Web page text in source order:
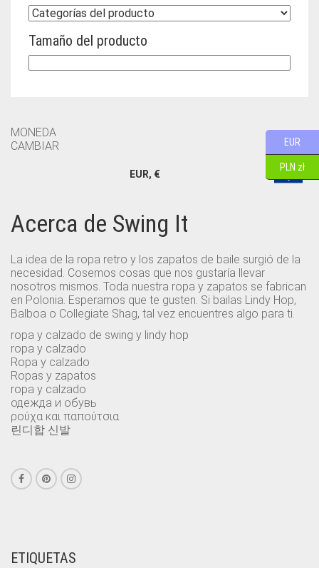
Tamaño del producto
MONEDA
CAMBIAR
EUR, €
Acerca de Swing It
La idea de la ropa retro y los zapatos de baile surgió de la
necesidad. Cosemos cosas que nos gustaría llevar
nosotros mismos. Toda nuestra ropa y zapatos se fabrican
en Polonia. Esperamos que te gusten. Si bailas Lindy Hop,
Balboa o Collegiate Shag, tal vez encuentres algo para ti.
ropa y calzado de swing y lindy hop
ropa y calzado
Ropa y calzado
Ropas y zapatos
ropa y calzado
одежда и обувь
ρούχα και παπούτσια
린디합 신발
ETIQUETAS
EUR
PLN zł